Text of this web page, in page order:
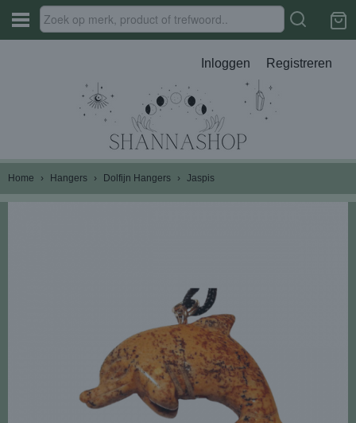
Inloggen Registreren
Home › Hangers › Dolfijn Hangers › Jaspis